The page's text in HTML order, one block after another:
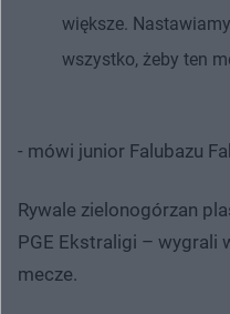
większe.
wszystko, żeby ten
- mówi junior Falubazu
Rywale zielonogórzan
PGE Ekstraligi – wygrali
mecze.